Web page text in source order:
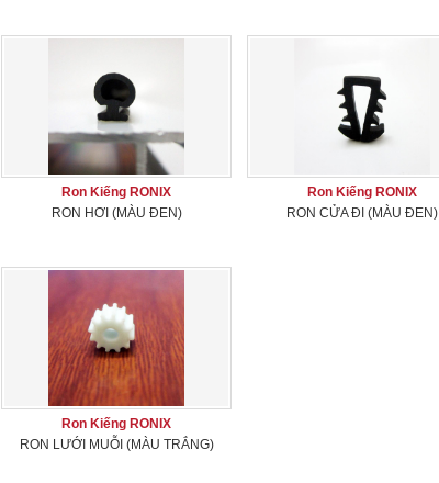
Ron Kiếng RONIX
RON HƠI (MÀU ĐEN)
Ron Kiếng RONIX
RON CỬA ĐI (MÀU ĐEN)
Ron Kiếng RONIX
RON LƯỚI MUỖI (MÀU TRẮNG)